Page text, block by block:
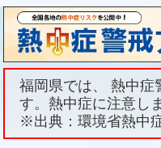
福岡県では、 熱中症
す。熱中症に注意し
※出典：環境省熱中